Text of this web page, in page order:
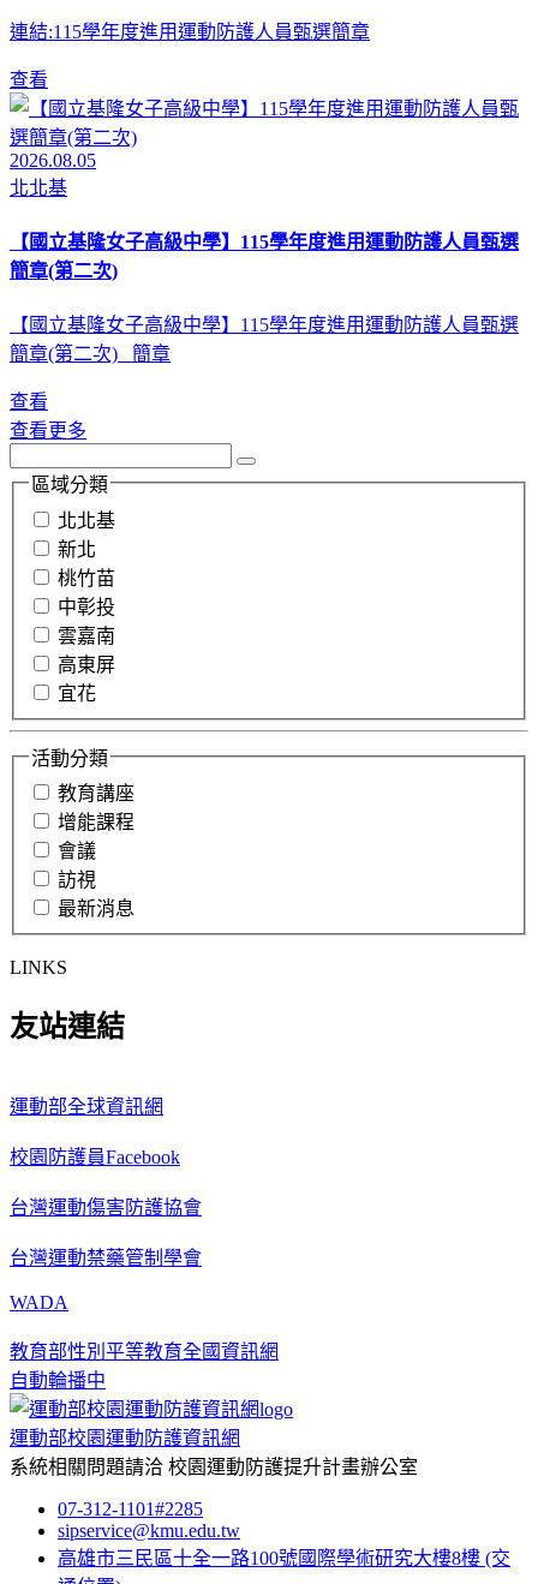
連結:115學年度進用運動防護人員甄選簡章
查看
2026.08.05
北北基
【國立基隆女子高級中學】115學年度進用運動防護人員甄選
簡章(第二次)
【國立基隆女子高級中學】115學年度進用運動防護人員甄選
簡章(第二次) 簡章
查看
查看更多
區域分類
北北基
新北
桃竹苗
中彰投
雲嘉南
高東屏
宜花
活動分類
教育講座
增能課程
會議
訪視
最新消息
LINKS
友站連結
運動部全球資訊網
校園防護員Facebook
台灣運動傷害防護協會
台灣運動禁藥管制學會
WADA
教育部性別平等教育全國資訊網
自動輪播中
運動部校園運動防護資訊網
系統相關問題請洽 校園運動防護提升計畫辦公室
07-312-1101#2285
sipservice@kmu.edu.tw
高雄市三民區十全一路100號國際學術研究大樓8樓 (交